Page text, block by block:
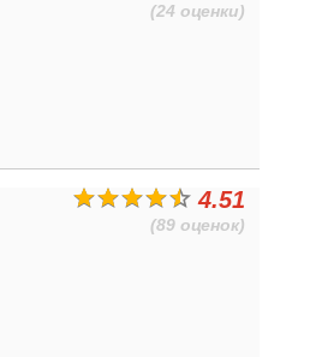
(24 оценки)
4.51
(89 оценок)